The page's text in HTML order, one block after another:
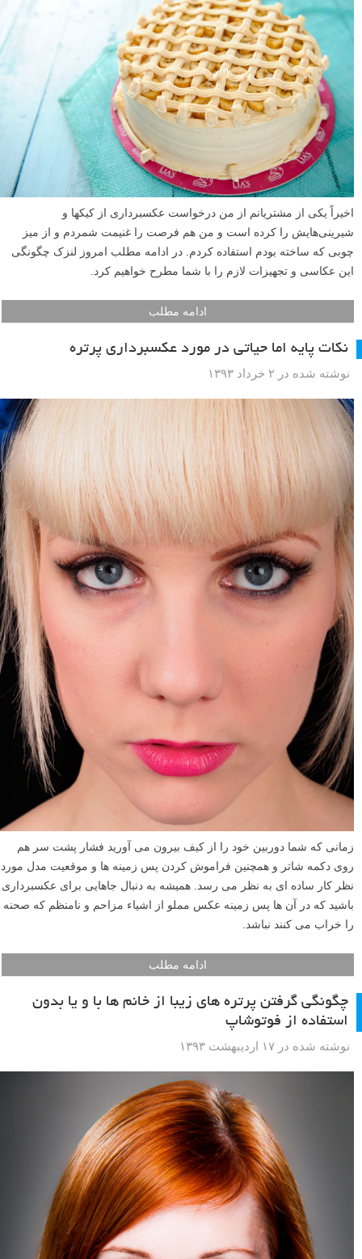
اخیراً یکی از مشتریانم از من درخواست عکسبرداری از کیکها و
شیرینی‌هایش را کرده است و من هم فرصت را غنیمت شمردم و از میز
چوبی که ساخته بودم استفاده کردم. در ادامه مطلب امروز لنزک چگونگی
این عکاسی و تجهیزات لازم را با شما مطرح خواهیم کرد.
ادامه مطلب
نکات پایه اما حیاتی در مورد عکسبرداری پرتره
نوشته شده در ۲ خرداد ۱۳۹۳
زمانی که شما دوربین خود را از کیف بیرون می آورید فشار پشت سر هم
روی دکمه شاتر و همچنین فراموش کردن پس زمینه ها و موقعیت مدل مورد
نظر کار ساده ای به نظر می رسد. همیشه به دنبال جاهایی برای عکسبرداری
باشید که در آن ها پس زمینه عکس مملو از اشیاء مزاحم و نامنظم که صحنه
را خراب می کنند نباشد.
ادامه مطلب
چگونگی گرفتن پرتره های زیبا از خانم ها با و یا بدون
استفاده از فوتوشاپ
نوشته شده در ۱۷ اردیبهشت ۱۳۹۳